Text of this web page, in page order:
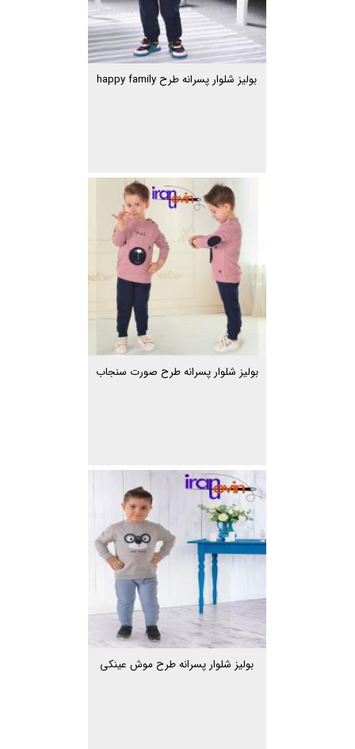
بولیز شلوار پسرانه طرح happy family
بولیز شلوار پسرانه طرح صورت سنجاب
بولیز شلوار پسرانه طرح موش عینکی